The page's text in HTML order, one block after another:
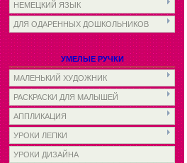
НЕМЕЦКИЙ ЯЗЫК
ДЛЯ ОДАРЕННЫХ ДОШКОЛЬНИКОВ
УМЕЛЫЕ РУЧКИ
МАЛЕНЬКИЙ ХУДОЖНИК
РАСКРАСКИ ДЛЯ МАЛЫШЕЙ
АППЛИКАЦИЯ
УРОКИ ЛЕПКИ
УРОКИ ДИЗАЙНА